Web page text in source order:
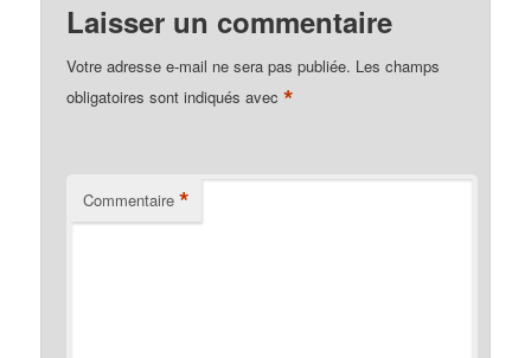
Laisser un commentaire
Votre adresse e-mail ne sera pas publiée. Les champs
obligatoires sont indiqués avec*
Commentaire *